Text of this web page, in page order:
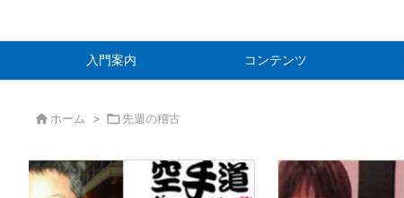
入門案内 コンテンツ
 ホーム > 先週の稽古